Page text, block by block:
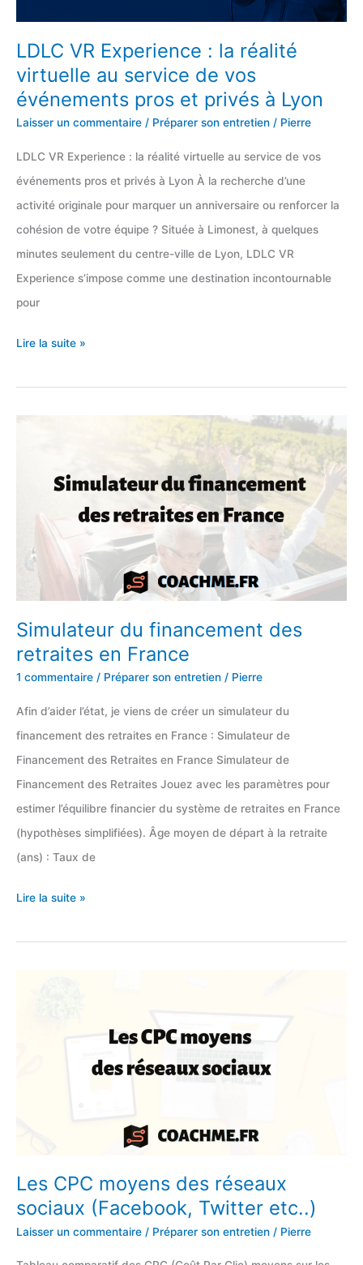
LDLC VR Experience : la réalité
virtuelle au service de vos
événements pros et privés à Lyon
Laisser un commentaire / Préparer son entretien / Pierre
LDLC VR Experience : la réalité virtuelle au service de vos
événements pros et privés à Lyon À la recherche d’une
activité originale pour marquer un anniversaire ou renforcer la
cohésion de votre équipe ? Située à Limonest, à quelques
minutes seulement du centre-ville de Lyon, LDLC VR
Experience s’impose comme une destination incontournable
pour
LDLC
Experience
:
virtuelle
service
pros
et
privés
à
Lyon
Lire la suite »
Simulateur du financement des
retraites en France
1 commentaire / Préparer son entretien / Pierre
Afin d’aider l’état, je viens de créer un simulateur du
financement des retraites en France : Simulateur de
Financement des Retraites en France Simulateur de
Financement des Retraites Jouez avec les paramètres pour
estimer l’équilibre financier du système de retraites en France
(hypothèses simplifiées). Âge moyen de départ à la retraite
(ans) : Taux de
Simulateur
financement
Lire la suite »
Les CPC moyens des réseaux
sociaux (Facebook, Twitter etc..)
Laisser un commentaire / Préparer son entretien / Pierre